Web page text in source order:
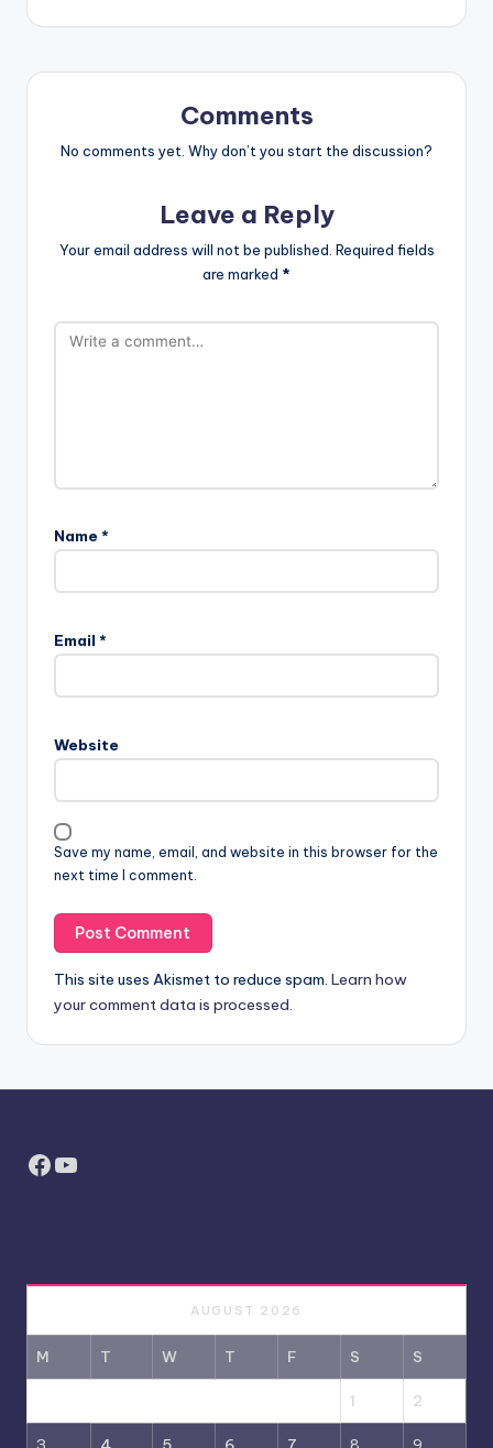
Comments
No comments yet. Why don’t you start the discussion?
Leave a Reply
Your email address will not be published. Required fields
are marked *
Name *
Email *
Website
Save my name, email, and website in this browser for the
next time I comment.
This site uses Akismet to reduce spam. Learn how
your comment data is processed.
Facebook
YouTube
AUGUST 2026
M T W T F S S
1 2